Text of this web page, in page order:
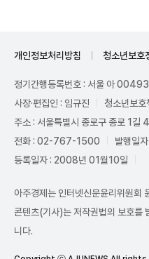
개인정보처리방침 청소년보호
정기간행등록번호 : 서울 아 00493
사장·편집인 : 임규진
청소년보호
주소 : 서울특별시 종로구 종로 1
전화 : 02-767-1500
발행일
등록일자 : 2008년 01월10일
아주경제는 인터넷신문윤리위원회
콘텐츠(기사)는 저작권법의 보호를
니다.